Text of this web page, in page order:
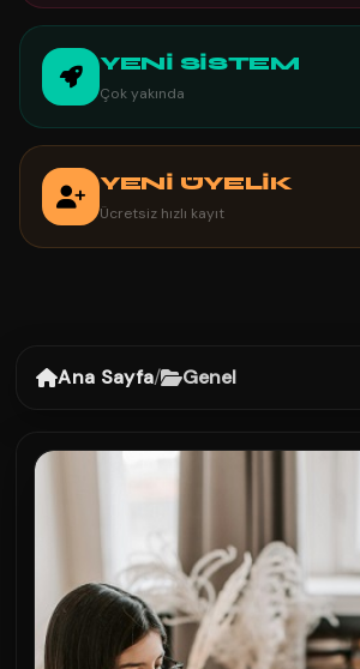
YENİ SİSTEM
Çok yakında
YENİ ÜYELİK
Ücretsiz hızlı kayıt
Ana Sayfa/ Genel